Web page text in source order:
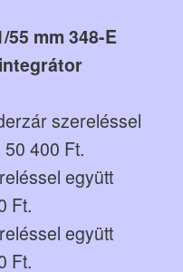
55 mm 348-E
szereléssel
400 Ft.
együtt
Ft.
együtt
Ft.